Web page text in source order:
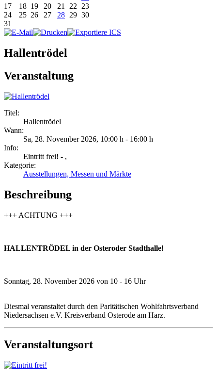
17
18 19 20 21 22 23
24
25 26 27 28 29 30
31
Hallentrödel
Veranstaltung
Titel:
Hallentrödel
Wann:
Sa, 28. November 2026, 10:00 h - 16:00 h
Info:
Eintritt frei! - ,
Kategorie:
Ausstellungen, Messen und Märkte
Beschreibung
+++ ACHTUNG +++
HALLENTRÖDEL in der Osteroder Stadthalle!
Sonntag, 28. November 2026 von 10 - 16 Uhr
Diesmal veranstaltet durch den Paritätischen Wohlfahrtsverband
Niedersachsen e.V. Kreisverband Osterode am Harz.
Veranstaltungsort